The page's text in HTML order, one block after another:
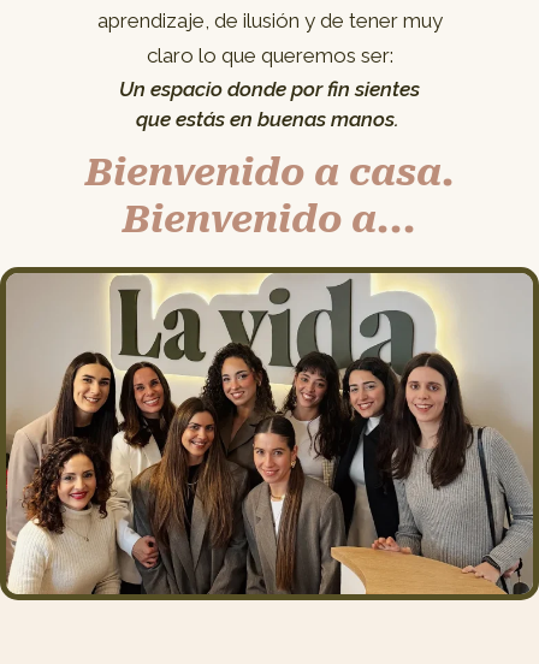
aprendizaje, de ilusión y de tener muy
claro lo que queremos ser:
Un espacio donde por fin sientes
que estás en buenas manos.
Bienvenido a casa.
Bienvenido a...